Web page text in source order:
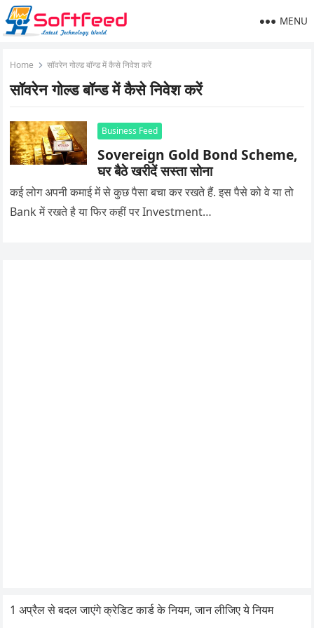
MENU
Home सॉवरेन गोल्ड बॉन्ड में कैसे निवेश करें
सॉवरेन गोल्ड बॉन्ड में कैसे निवेश करें
Business Feed
Sovereign Gold Bond Scheme,
घर बैठे खरीदें सस्ता सोना
कई लोग अपनी कमाई में से कुछ पैसा बचा कर रखते हैं. इस पैसे को वे या तो
Bank में रखते है या फिर कहीं पर Investment…
1 अप्रैल से बदल जाएंगे क्रेडिट कार्ड के नियम, जान लीजिए ये नियम